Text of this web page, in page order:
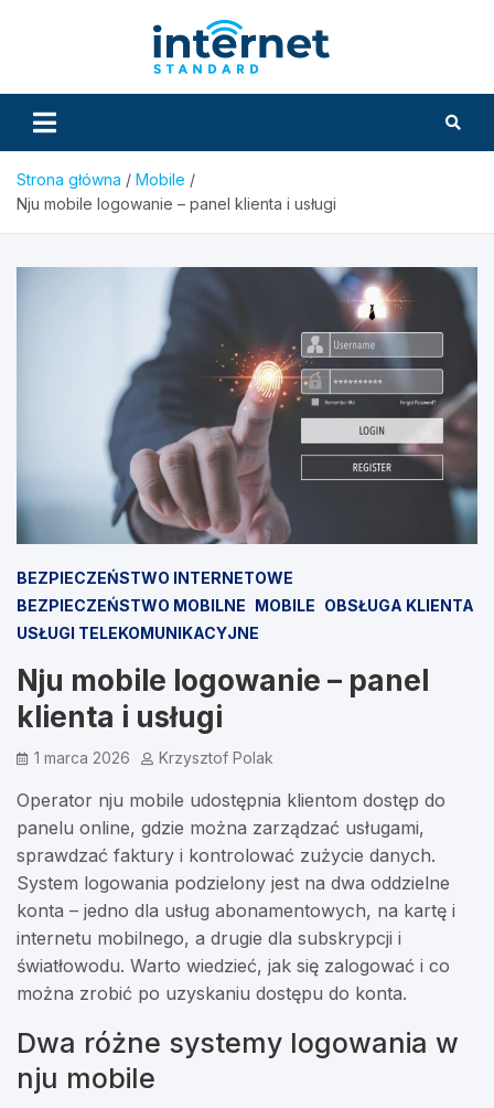
Strona główna
Mobile
Nju mobile logowanie – panel klienta i usługi
BEZPIECZEŃSTWO INTERNETOWE
BEZPIECZEŃSTWO MOBILNE MOBILE OBSŁUGA KLIENTA
USŁUGI TELEKOMUNIKACYJNE
Nju mobile logowanie – panel
klienta i usługi
1 marca 2026 Krzysztof Polak
Operator nju mobile udostępnia klientom dostęp do
panelu online, gdzie można zarządzać usługami,
sprawdzać faktury i kontrolować zużycie danych.
System logowania podzielony jest na dwa oddzielne
konta – jedno dla usług abonamentowych, na kartę i
internetu mobilnego, a drugie dla subskrypcji i
światłowodu. Warto wiedzieć, jak się zalogować i co
można zrobić po uzyskaniu dostępu do konta.
Dwa różne systemy logowania w
nju mobile